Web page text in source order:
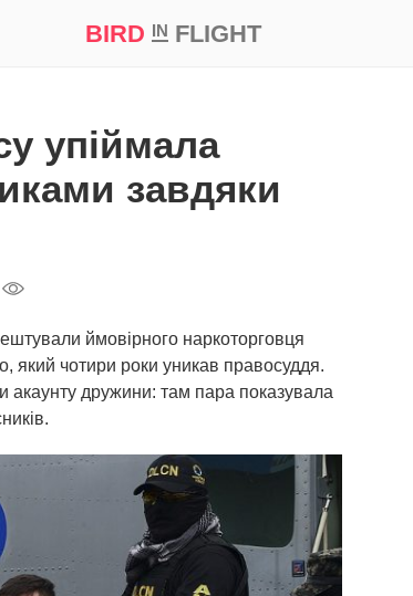
BIRD INFLIGHT
упіймала
завдяки
ймовірного наркоторговця
який чотири роки уникав правосуддя.
акаунту дружини: там пара показувала